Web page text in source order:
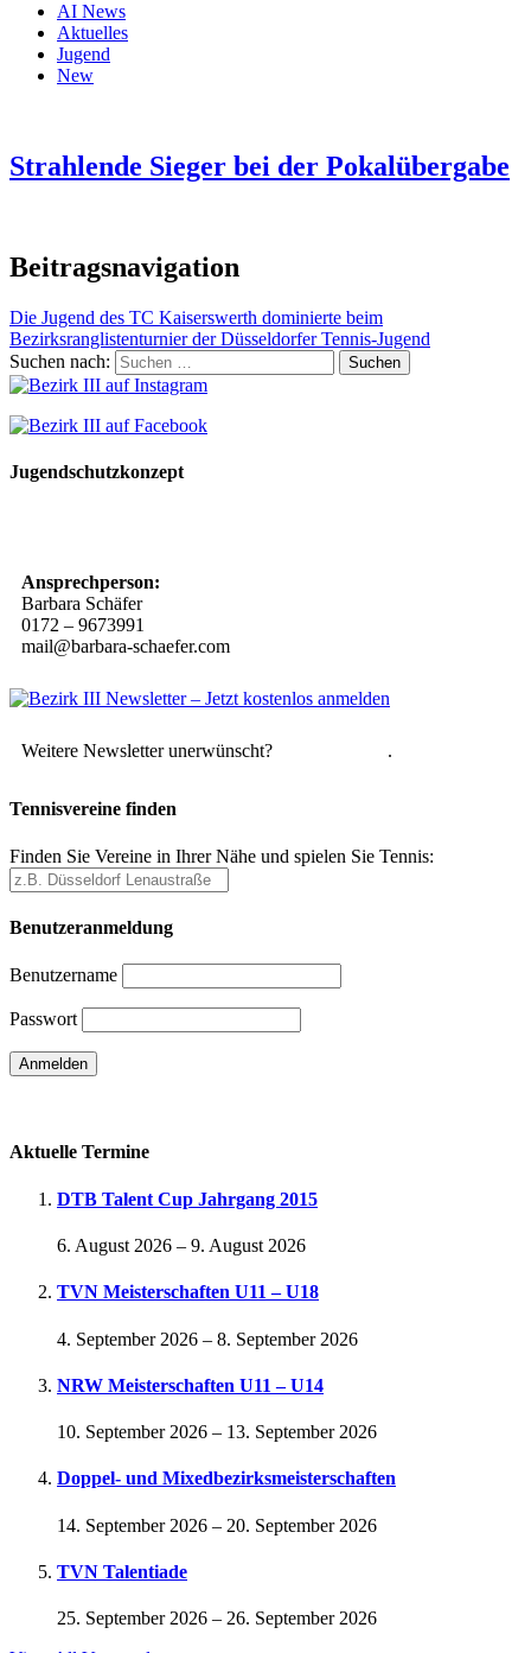
AI News
Aktuelles
Jugend
New
Strahlende Sieger bei der Pokalübergabe
Beitragsnavigation
Die Jugend des TC Kaiserswerth dominierte beim
Bezirksranglistenturnier der Düsseldorfer Tennis-Jugend
Suchen nach:
Jugendschutzkonzept
Ansprechperson:
Barbara Schäfer
0172 – 9673991
mail@barbara-schaefer.com
Weitere Newsletter unerwünscht? .
Tennisvereine finden
Finden Sie Vereine in Ihrer Nähe und spielen Sie Tennis:
Benutzeranmeldung
Benutzername
Passwort
Aktuelle Termine
DTB Talent Cup Jahrgang 2015
6. August 2026 – 9. August 2026
TVN Meisterschaften U11 – U18
4. September 2026 – 8. September 2026
NRW Meisterschaften U11 – U14
10. September 2026 – 13. September 2026
Doppel- und Mixedbezirksmeisterschaften
14. September 2026 – 20. September 2026
TVN Talentiade
25. September 2026 – 26. September 2026